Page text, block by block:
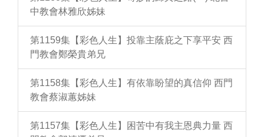
中教會林雅欣姊妹
第1159集【彩色人生】投靠主蔭庇之下享平安 西
門教會鄭榮貴弟兄
第1158集【彩色人生】有依靠盼望的真信仰 西門
教會蔡淑蕙姊妹
第1157集【彩色人生】困苦中有我主恩典力量 西